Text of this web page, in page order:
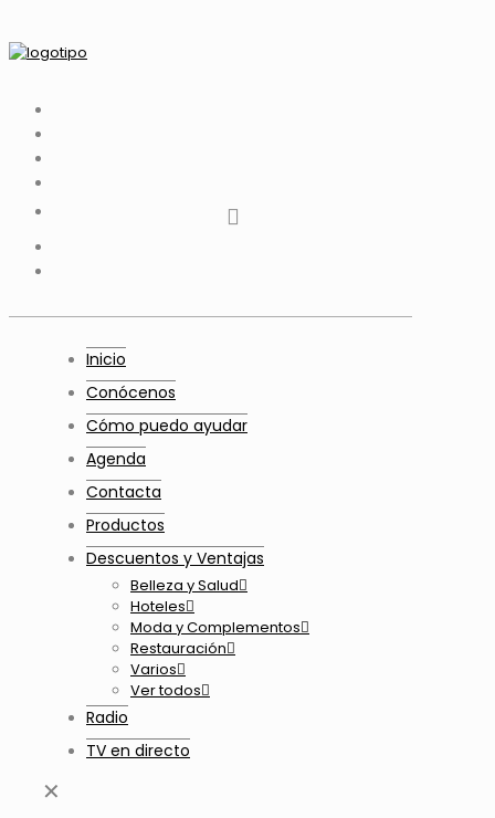
Youtube
Inicio
Conócenos
Cómo puedo ayudar
Agenda
Contacta
Productos
Descuentos y Ventajas
Belleza y Salud
Hoteles
Moda y Complementos
Restauración
Varios
Ver todos
Radio
TV en directo
✕